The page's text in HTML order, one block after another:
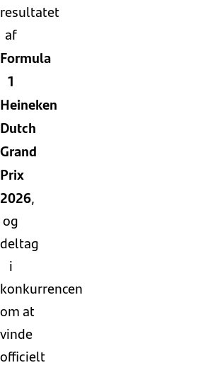
resultatet
af
Formula
1
Heineken
Dutch
Grand
Prix
2026,
og
deltag
i
konkurrencen
omat
vinde
officielt